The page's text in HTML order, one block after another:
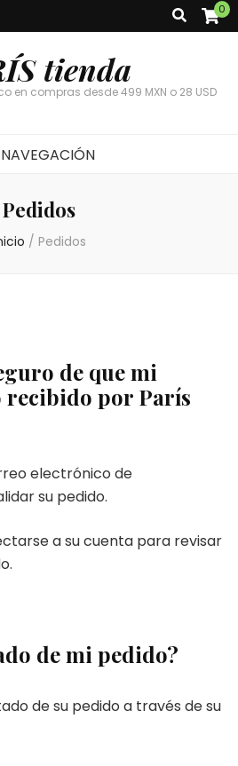
0
tienda
en compras desde 499 MXN o 28 USD
NAVEGACIÓN
Pedidos
/ Pedidos
de que mi
recibido por París
electrónico de
su pedido.
a su cuenta para revisar
de mi pedido?
de su pedido a través de su